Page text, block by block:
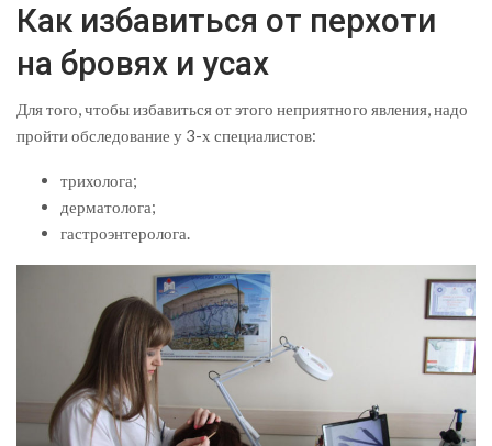
Как избавиться от перхоти
на бровях и усах
Для того, чтобы избавиться от этого неприятного явления, надо
пройти обследование у 3-х специалистов:
трихолога;
дерматолога;
гастроэнтеролога.